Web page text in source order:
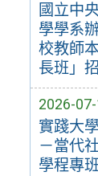
國立中
學學系
校教師
長班」
2026-
實踐大
－當代
學程專班